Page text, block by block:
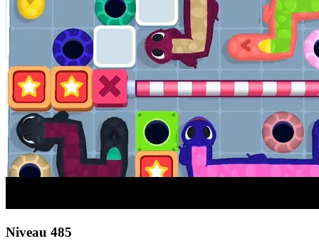
Niveau 485